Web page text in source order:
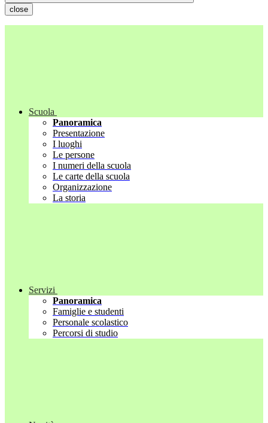
close
Scuola
Panoramica
Presentazione
I luoghi
Le persone
I numeri della scuola
Le carte della scuola
Organizzazione
La storia
Servizi
Panoramica
Famiglie e studenti
Personale scolastico
Percorsi di studio